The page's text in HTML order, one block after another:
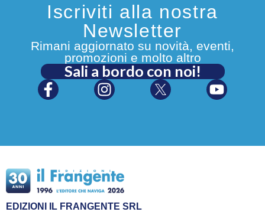
Iscriviti alla nostra
Newsletter
Rimani aggiornato su novità, eventi,
promozioni e molto altro
Sali a bordo con noi!
EDIZIONI IL FRANGENTE SRL